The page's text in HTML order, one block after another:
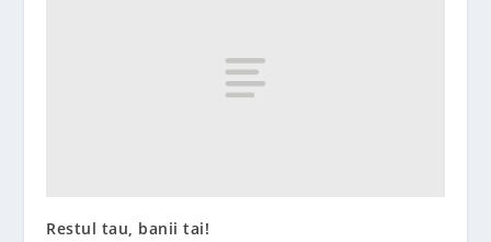
Restul tau, banii tai!